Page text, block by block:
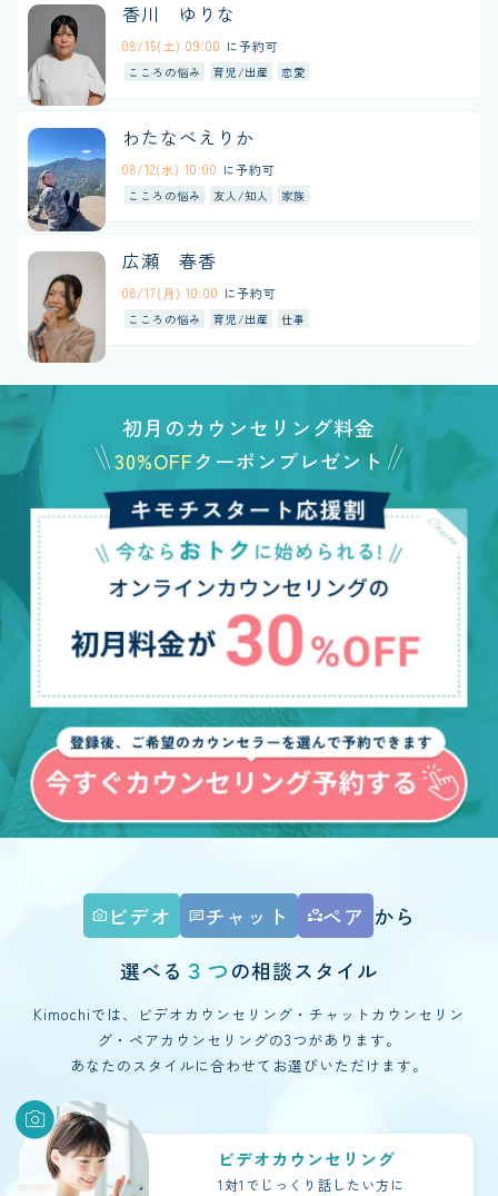
香川 ゆりな
08/15(土) 09:00 に予約可
こころの悩み 育児/出産 恋愛
わたなべえりか
08/12(水) 10:00 に予約可
こころの悩み 友人/知人 家族
広瀬 春香
08/17(月) 10:00 に予約可
こころの悩み 育児/出産 仕事
初月のカウンセリング料金
30%OFFクーポンプレゼント
photo_camera ビデオ chatチャット partner_heartペア から
選べる ３つの相談スタイル
Kimochiでは、ビデオカウンセリング・チャットカウンセリン
グ・ペアカウンセリングの3つがあります。
あなたのスタイルに合わせてお選びいただけます。
ビデオカウンセリング
1対1で じっくり話したい方に